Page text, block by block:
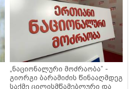
„ნაციონალური მოძრაობა” -
გიორგი ბარამიძის წინააღმდეგ
საქმე ცილისმწამებლური და